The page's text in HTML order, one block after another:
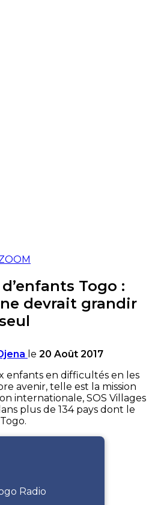
Togo :
devrait grandir
le 20 Août 2017
enfants en difficultés en les
avenir, telle est la mission
internationale, SOS Villages
plus de 134 pays dont le
Togo.